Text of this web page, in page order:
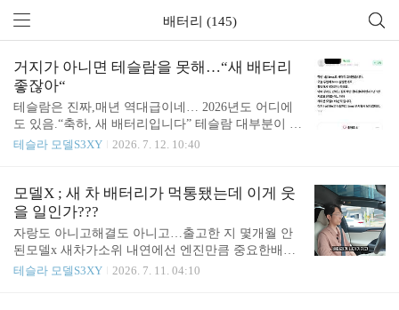
배터리 (145)
거지가 아니면 테슬람을 못해…“새 배터리
좋잖아“
테슬람은 진짜,매년 역대급이네… 2026년도 어디에
도 있음.“축하, 새 배터리입니다” 테슬람 대부분이 거
지마인드 - https://meritocrat.tistory.com/m/1865 “축하,
델3/y 배터리 건도 제일 자세히 빨리 소개했는데,http
s://meritocrat.tistory.com/m/239 테슬라 저승사자, '최
대충전 감소 오류(BMS_a066)'테슬라 배터meritocrat.t
istory.comBms 두번이나 터진 x차주에게…“신품이라
서 기분 안좋으세요?”터져서 사람 다쳐봐야 정신 차
리겠지?Meritocrat @ it’s electric
테슬라 모델S3XY 2026. 7. 12. 10:40
모델X ; 새 차 배터리가 먹통됐는데 이게 웃
을 일인가???
자랑도 아니고해결도 아니고…출고한 지 몇개월 안
된모델x 새차가소위 내연에선 엔진만큼 중요한배터
리가 나가서 갈았는데이게 뽑기운이라며 웃을 일인
테슬라 모델S3XY 2026. 7. 11. 04:10